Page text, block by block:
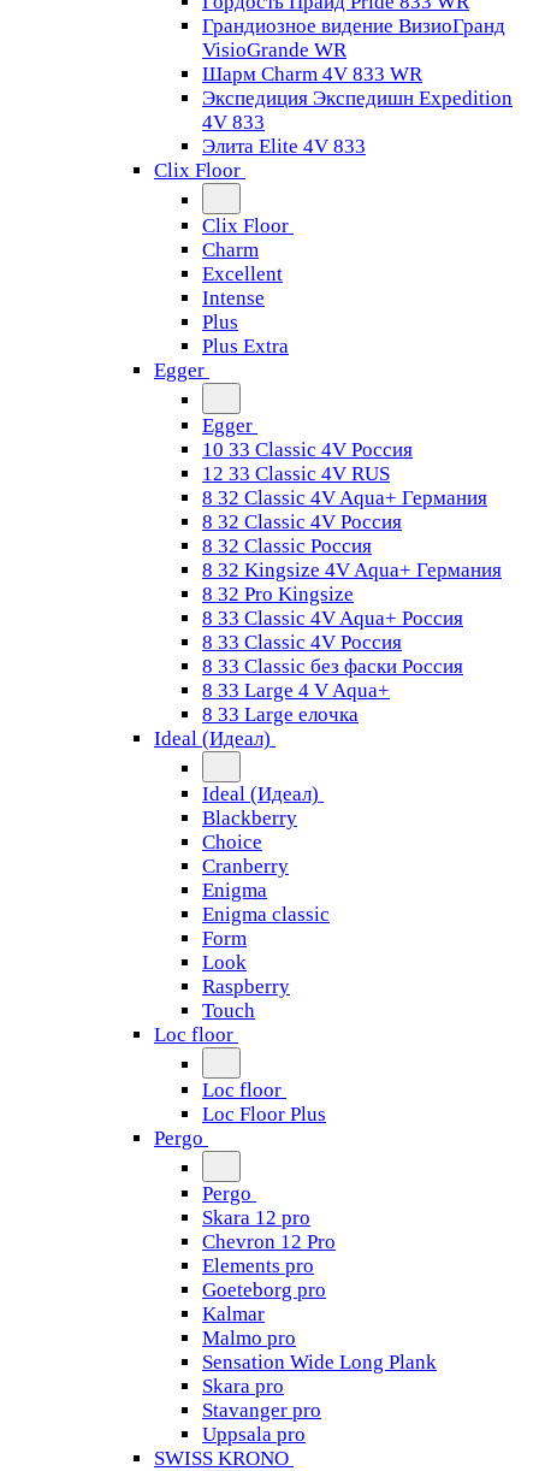
Грандиозное видение ВизиоГранд
VisioGrande WR
Шарм Charm 4V 833 WR
Экспедиция Экспедишн Expedition
4V 833
Элита Elite 4V 833
Clix Floor
Clix Floor
Charm
Excellent
Intense
Plus
Plus Extra
Egger
Egger
10 33 Classic 4V Россия
12 33 Classic 4V RUS
8 32 Classic 4V Aqua+ Германия
8 32 Classic 4V Россия
8 32 Classic Россия
8 32 Kingsize 4V Aqua+ Германия
8 32 Pro Kingsize
8 33 Classic 4V Aqua+ Россия
8 33 Classic 4V Россия
8 33 Classic без фаски Россия
8 33 Large 4 V Aqua+
8 33 Large елочка
Ideal (Идеал)
Ideal (Идеал)
Blackberry
Choice
Cranberry
Enigma
Enigma classic
Form
Look
Raspberry
Touch
Loc floor
Loc floor
Loc Floor Plus
Pergo
Pergo
Skara 12 pro
Chevron 12 Pro
Elements pro
Goeteborg pro
Kalmar
Malmo pro
Sensation Wide Long Plank
Skara pro
Stavanger pro
Uppsala pro
SWISS KRONO